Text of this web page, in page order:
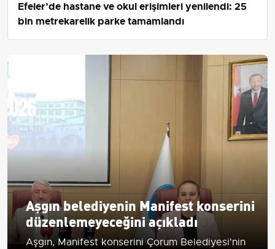
Efeler’de hastane ve okul erişimleri yenilendi: 25
bin metrekarelik parke tamamlandı
Aşgın belediyenin Manifest konserini
düzenlemeyeceğini açıkladı
Aşgın, Manifest konserini Çorum Belediyesi'nin